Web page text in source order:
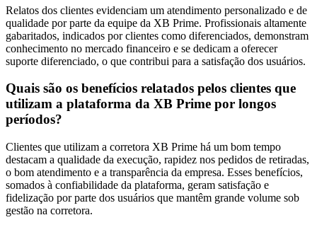
Relatos dos clientes evidenciam um atendimento personalizado e de
qualidade por parte da equipe da XB Prime. Profissionais altamente
gabaritados, indicados por clientes como diferenciados, demonstram
conhecimento no mercado financeiro e se dedicam a oferecer
suporte diferenciado, o que contribui para a satisfação dos usuários.
Quais são os benefícios relatados pelos clientes que
utilizam a plataforma da XB Prime por longos
períodos?
Clientes que utilizam a corretora XB Prime há um bom tempo
destacam a qualidade da execução, rapidez nos pedidos de retiradas,
o bom atendimento e a transparência da empresa. Esses benefícios,
somados à confiabilidade da plataforma, geram satisfação e
fidelização por parte dos usuários que mantêm grande volume sob
gestão na corretora.